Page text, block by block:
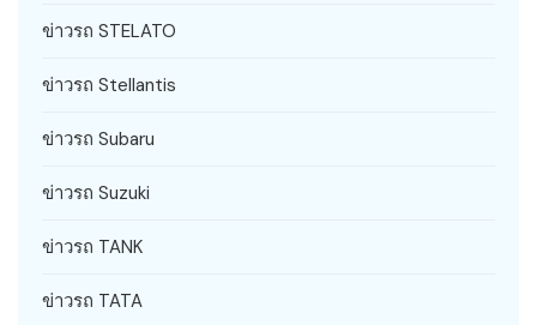
ข่าวรถ STELATO
ข่าวรถ Stellantis
ข่าวรถ Subaru
ข่าวรถ Suzuki
ข่าวรถ TANK
ข่าวรถ TATA